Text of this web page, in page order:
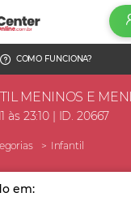
COMO FUNCIONA?
MENINOS E
às 23:10 | ID. 20667
Infantil
em: